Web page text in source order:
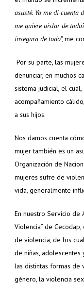
asusté. Yo me di cuenta
me quiere aislar de
insegura de todo”,me
Por su parte, las
denunciar, en muchos
sistema judicial, el
acompañamiento
a sus hijos.
Nos damos cuenta
mujer también es un
Organización de
mujeres sufre de
vida, generalmente
En nuestro Servicio de
Violencia” de
de violencia, de los
de niñas,
las distintas formas de
género, la violencia